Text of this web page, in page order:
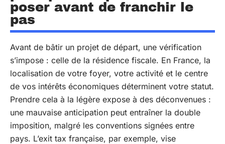
poser avant de franchir le
pas
Avant de bâtir un projet de départ, une vérification
s’impose : celle de la résidence fiscale. En France, la
localisation de votre foyer, votre activité et le centre
de vos intérêts économiques déterminent votre statut.
Prendre cela à la légère expose à des déconvenues :
une mauvaise anticipation peut entraîner la double
imposition, malgré les conventions signées entre
pays. L’exit tax française, par exemple, vise